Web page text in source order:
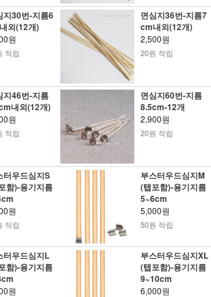
지30번-지름6
외(12개)
원
적립
면심지36번-지름7
cm내외(12개)
2,500원
20원 적립
지46번-지름
내외(12개)
원
적립
면심지60번-지름
8.5cm-12개
2,900원
20원 적립
터우드심지S
함)-용기지름
원
적립
부스터우드심지M
(탭포함)-용기지름
5~6cm
5,000원
50원 적립
터우드심지L
함)-용기지름
원
부스터우드심지XL
(탭포함)-용기지름
9~10cm
6,000원